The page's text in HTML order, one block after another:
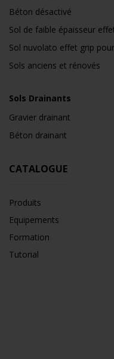
Béton désactivé
Sol de faible épaisseur
Sol nuvolato effet grip
Sols anciens et rénovés
Sols Drainants
Gravier drainant
Béton drainant
CATALOGUE
Produits
Equipements
Formation
Tutorial